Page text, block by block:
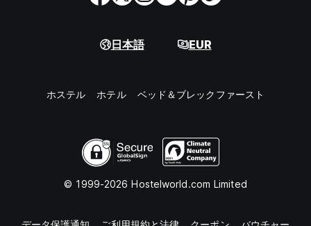
日本語 EUR
ホステル ホテル ベッド＆ブレックファースト
© 1999-2026 Hostelworld.com Limited